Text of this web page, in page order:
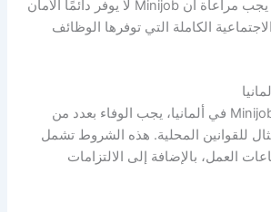
ملاحظة: رغم المزايا، يجب مراعاة أن Minijob لا يوفر دائمًا الأمان
الكاملة التي توفرها الوظائف
لتوظيف شخص في Minijob في ألمانيا، يجب الوفاء بعدد من
للقوانين المحلية. هذه الشروط تشمل
العمل، بالإضافة إلى الالتزامات